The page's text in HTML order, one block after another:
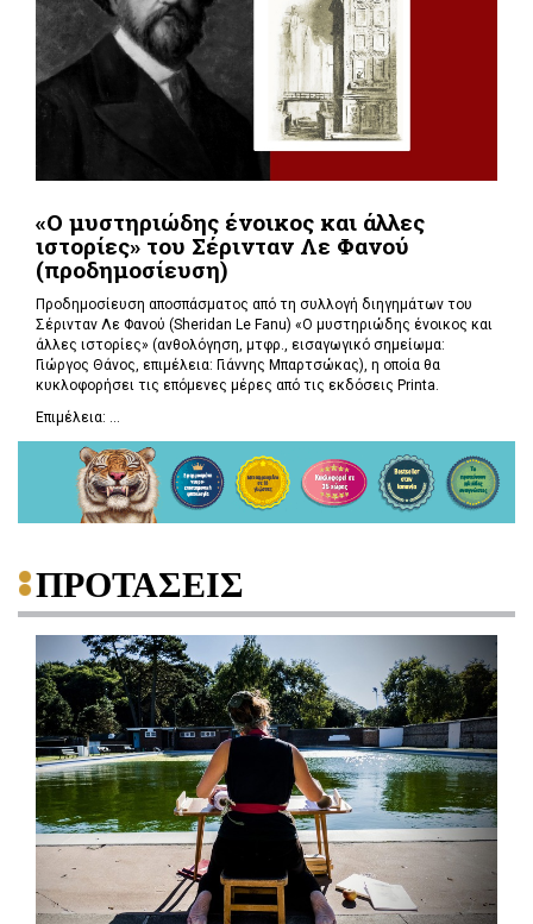
«Ο μυστηριώδης ένοικος και άλλες
ιστορίες» του Σέρινταν Λε Φανού
(προδημοσίευση)
Προδημοσίευση αποσπάσματος από τη συλλογή διηγημάτων του
Σέρινταν Λε Φανού (Sheridan Le Fanu) «Ο μυστηριώδης ένοικος και
άλλες ιστορίες» (ανθολόγηση, μτφρ., εισαγωγικό σημείωμα:
Γιώργος Θάνος, επιμέλεια: Γιάννης Μπαρτσώκας), η οποία θα
κυκλοφορήσει τις επόμενες μέρες από τις εκδόσεις Printa.
Επιμέλεια: ...
ΠΡΟΤΑΣΕΙΣ